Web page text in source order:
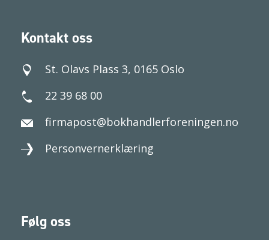
Kontakt oss
St. Olavs Plass 3, 0165 Oslo
22 39 68 00
firmapost@bokhandlerforeningen.no
Personvernerklæring
Følg oss